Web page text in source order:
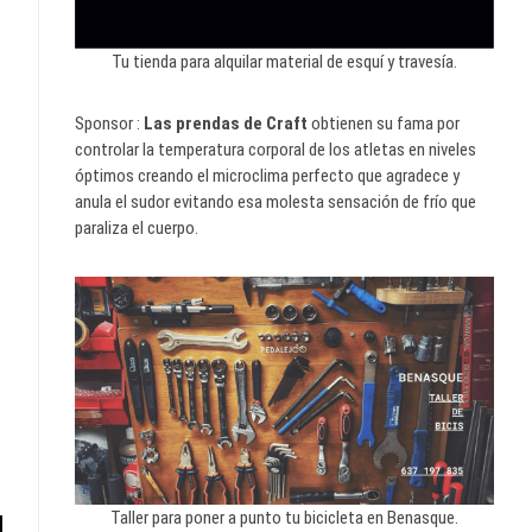
Tu tienda para alquilar material de esquí y travesía.
Sponsor : Las prendas de Craft obtienen su fama por
controlar la temperatura corporal de los atletas en niveles
óptimos creando el microclima perfecto que agradece y
anula el sudor evitando esa molesta sensación de frío que
paraliza el cuerpo.
Taller para poner a punto tu bicicleta en Benasque.